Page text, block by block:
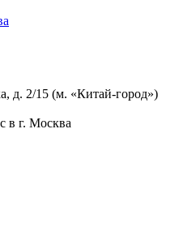
д. 2/15 (м. «Китай-город»)
в г. Москва